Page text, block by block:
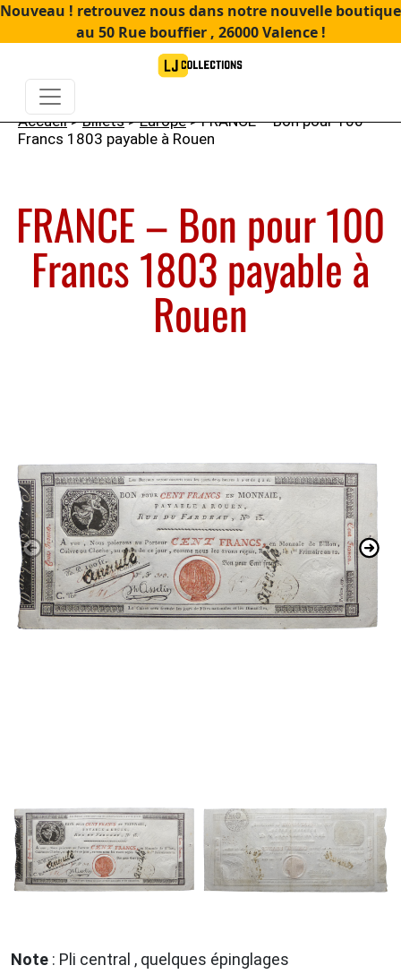
Nouveau ! retrouvez nous dans notre nouvelle boutique
au 50 Rue bouffier , 26000 Valence !
Accueil>Billets>Europe> FRANCE – Bon pour 100
Francs 1803 payable à Rouen
FRANCE – Bon pour 100
Francs 1803 payable à
Rouen
Note : Pli central , quelques épinglages